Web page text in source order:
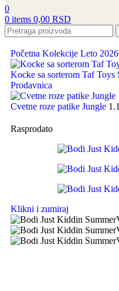
0
0 items 0,00 RSD
Početna Kolekcije Leto 2026
Kocke sa sorterom Taf Toys
Prodavnica
Cvetne roze patike Jungle
Rasprodato
Klikni i zumiraj